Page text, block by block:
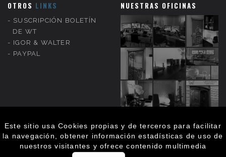
OTROS LINKS
SUSCRIPCIÓN BOLETÍN
DE WT
IGOR & WALTER
PAYPAL
NUESTRAS OFICINAS
WT DISEÑO & PUBLICIDADwtpublicidad.es
Este sitio usa Cookies propias y de terceros para facilitar
la navegación, obtener información estadísticas de uso de
nuestros visitantes y ofrece contenido multimedia